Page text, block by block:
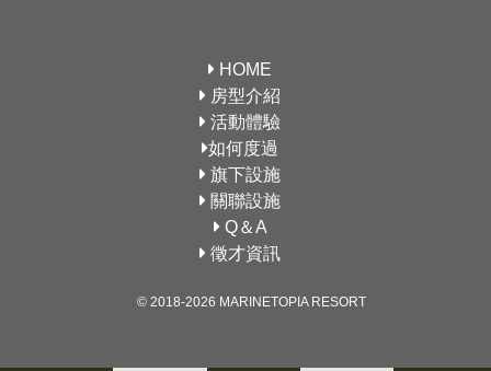
HOME
房型介紹
活動體驗
如何度過
旗下設施
關聯設施
Q＆A
徵才資訊
© 2018-2026 MARINETOPIA RESORT